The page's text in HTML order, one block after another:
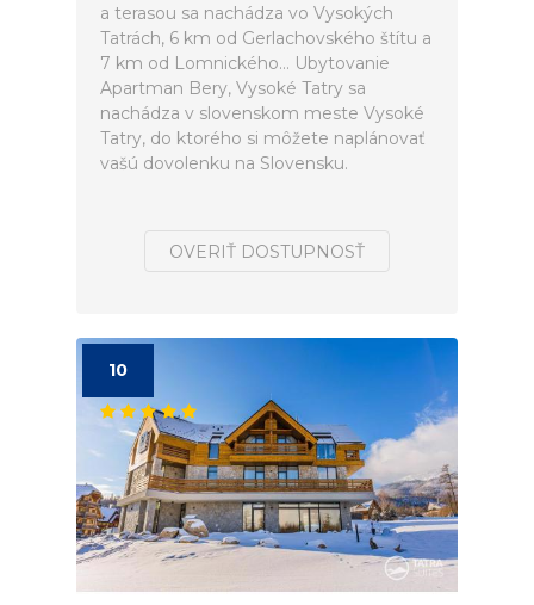
a terasou sa nachádza vo Vysokých
Tatrách, 6 km od Gerlachovského štítu a
7 km od Lomnického... Ubytovanie
Apartman Bery, Vysoké Tatry sa
nachádza v slovenskom meste Vysoké
Tatry, do ktorého si môžete naplánovať
vašú dovolenku na Slovensku.
OVERIŤ DOSTUPNOSŤ
10